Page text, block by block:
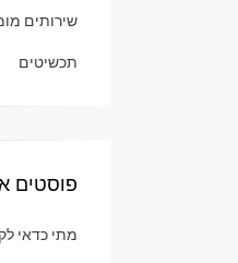
שירותים
תכשיטים
פוסטים
מתי כדאי